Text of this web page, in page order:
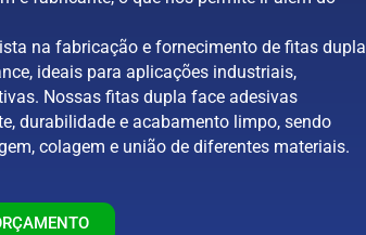
na fabricação e fornecimento de fitas dupla
ideais para aplicações industriais,
Nossas fitas dupla face adesivas
durabilidade e acabamento limpo, sendo
colagem e união de diferentes materiais.